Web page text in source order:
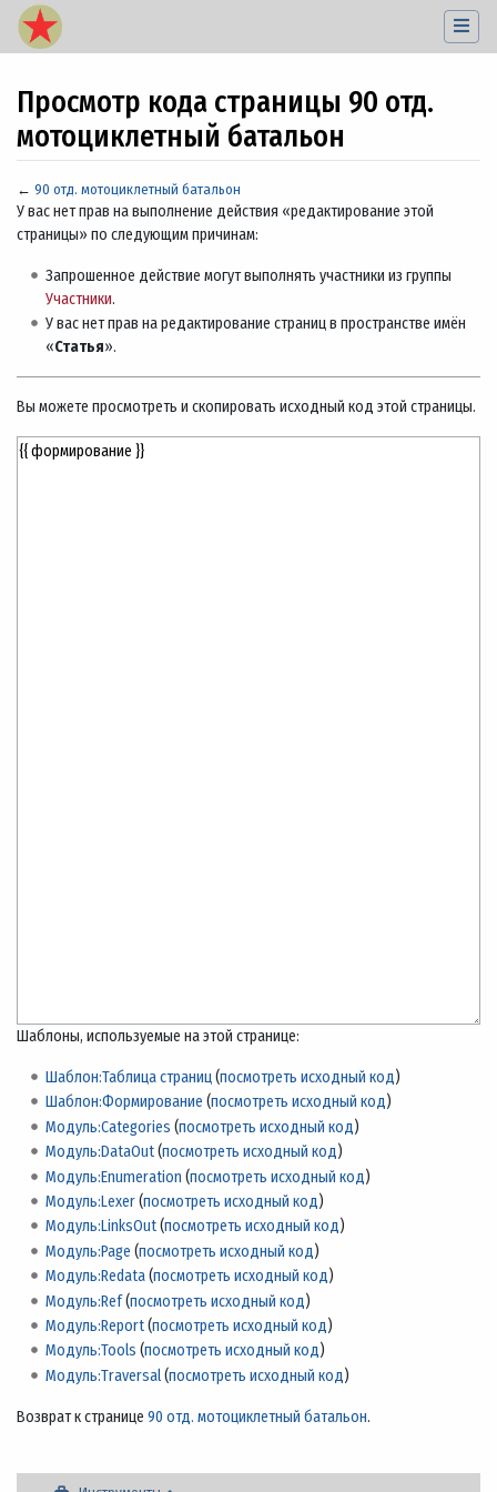
Просмотр кода страницы 90 отд.
мотоциклетный батальон
← 90 отд. мотоциклетный батальон
Перейти к:навигация,поиск
У вас нет прав на выполнение действия «редактирование этой
страницы» по следующим причинам:
Запрошенное действие могут выполнять участники из группы
Участники.
У вас нет прав на редактирование страниц в пространстве имён
«Статья».
Вы можете просмотреть и скопировать исходный код этой страницы.
Шаблоны, используемые на этой странице:
Шаблон:Таблица страниц(посмотреть исходный код)
Шаблон:Формирование (посмотреть исходный код)
Модуль:Categories (посмотреть исходный код)
Модуль:DataOut(посмотреть исходный код)
Модуль:Enumeration (посмотреть исходный код)
Модуль:Lexer(посмотреть исходный код)
Модуль:LinksOut(посмотреть исходный код)
Модуль:Page (посмотреть исходный код)
Модуль:Redata(посмотреть исходный код)
Модуль:Ref(посмотреть исходный код)
Модуль:Report(посмотреть исходный код)
Модуль:Tools (посмотреть исходный код)
Модуль:Traversal(посмотреть исходный код)
Возврат к странице 90 отд. мотоциклетный батальон.